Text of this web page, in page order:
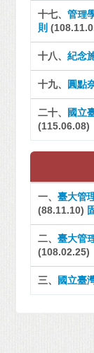
十七、管理
則
十八、紀念
十九、 圓點
二十、 國立
(115.06.08)
一、臺大管
(88.11.10)
二、臺大管
(108.02.25)
三、 國立臺